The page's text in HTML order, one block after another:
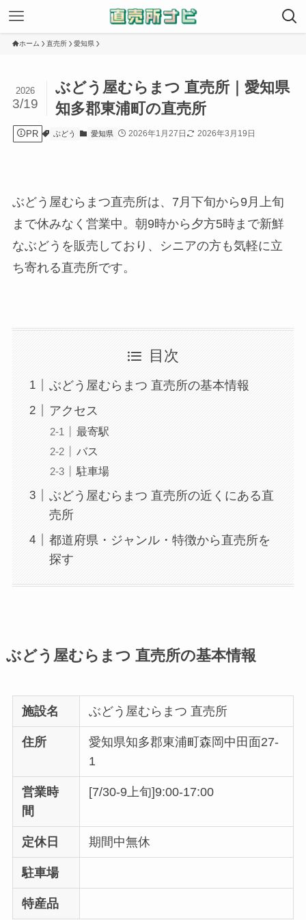
ホーム 直売所 愛知県
ぶどう屋むらまつ 直売所｜愛知県
知多郡東浦町の直売所
2026
3/19
PR ぶどう 愛知県 2026年1月27日 2026年3月19日
ぶどう屋むらまつ直売所は、7月下旬から9月上旬
まで休みなく営業中。朝9時から夕方5時まで新鮮
なぶどうを販売しており、シニアの方も気軽に立
ち寄れる直売所です。
目次
ぶどう屋むらまつ 直売所の基本情報
アクセス
最寄駅
バス
駐車場
ぶどう屋むらまつ 直売所の近くにある直
売所
都道府県・ジャンル・特徴から直売所を
探す
ぶどう屋むらまつ 直売所の基本情報
施設名 ぶどう屋むらまつ 直売所
住所
愛知県知多郡東浦町森岡中田面27-
1
営業時
間
[7/30-9上旬]9:00-17:00
定休日 期間中無休
駐車場
特産品